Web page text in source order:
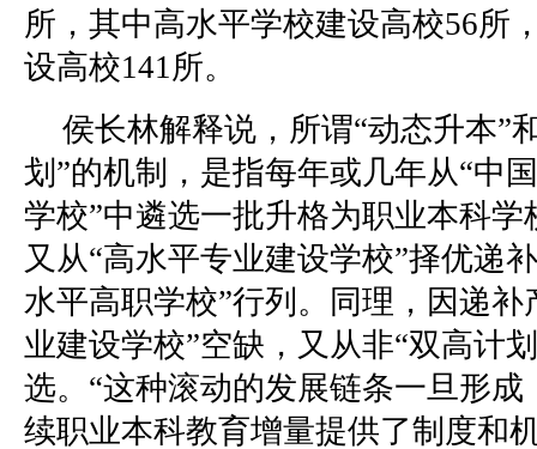
所，其中高水平学校建设高校56所
设高校141所。
侯长林解释说，所谓“动态升本”
划”的机制，是指每年或几年从“中
学校”中遴选一批升格为职业本科学
又从“高水平专业建设学校”择优递
水平高职学校”行列。同理，因递补
业建设学校”空缺，又从非“双高计
选。“这种滚动的发展链条一旦形成
续职业本科教育增量提供了制度和